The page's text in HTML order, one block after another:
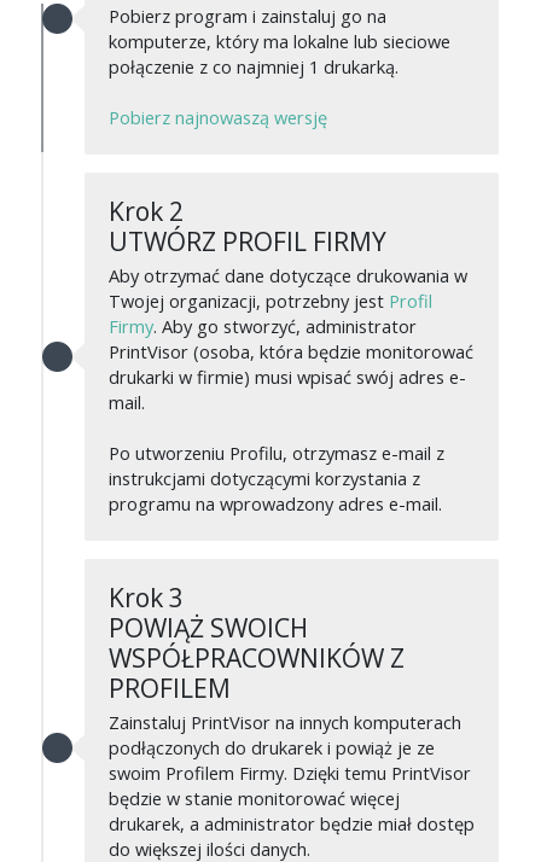
Pobierz program i zainstaluj go na
komputerze, który ma lokalne lub sieciowe
połączenie z co najmniej 1 drukarką.
Pobierz najnowaszą wersję
Krok 2
UTWÓRZ PROFIL FIRMY
Aby otrzymać dane dotyczące drukowania w
Twojej organizacji, potrzebny jest Profil
Firmy. Aby go stworzyć, administrator
PrintVisor (osoba, która będzie monitorować
drukarki w firmie) musi wpisać swój adres e-
mail.
Po utworzeniu Profilu, otrzymasz e-mail z
instrukcjami dotyczącymi korzystania z
programu na wprowadzony adres e-mail.
Krok 3
POWIĄŻ SWOICH
WSPÓŁPRACOWNIKÓW Z
PROFILEM
Zainstaluj PrintVisor na innych komputerach
podłączonych do drukarek i powiąż je ze
swoim Profilem Firmy. Dzięki temu PrintVisor
będzie w stanie monitorować więcej
drukarek, a administrator będzie miał dostęp
do większej ilości danych.